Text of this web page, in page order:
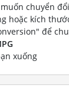
chuyển đổi
hoặc kích
để
xuống